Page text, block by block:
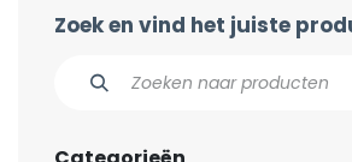
Zoek en vind het juiste